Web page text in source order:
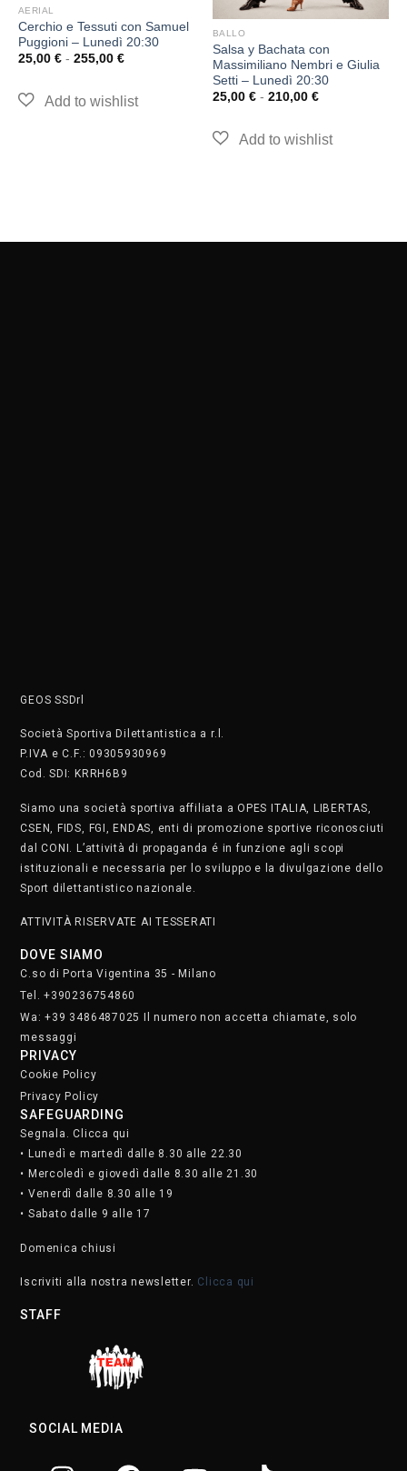
AERIAL
Cerchio e Tessuti con Samuel
Puggioni – Lunedì 20:30
25,00 € - 255,00 €
BALLO
Salsa y Bachata con
Massimiliano Nembri e Giulia
Setti – Lunedì 20:30
25,00 € - 210,00 €
messaggi
Cookie Policy
Privacy Policy
SAFEGUARDING
• Lunedì e martedì dalle 8.30 alle 22.30
• Mercoledì e giovedì dalle 8.30 alle 21.30
• Venerdì dalle 8.30 alle 19
• Sabato dalle 9 alle 17
STAFF
SOCIAL MEDIA